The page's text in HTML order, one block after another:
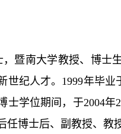
，暨南大学教授、博士
世纪人才。 1999年毕业
士学位期间，于2004年2
任博士后、副教授、教